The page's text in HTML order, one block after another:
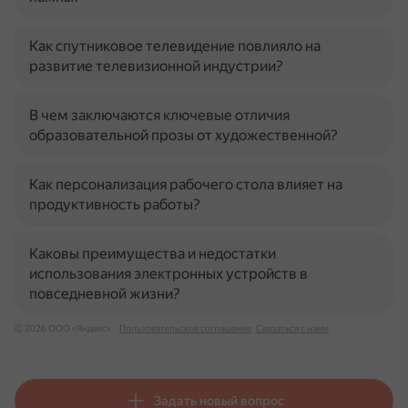
Как спутниковое телевидение повлияло на
развитие телевизионной индустрии?
В чем заключаются ключевые отличия
образовательной прозы от художественной?
Как персонализация рабочего стола влияет на
продуктивность работы?
Каковы преимущества и недостатки
использования электронных устройств в
повседневной жизни?
© 2026 ООО «Яндекс» Пользовательское соглашение Связаться с нами
Задать новый вопрос